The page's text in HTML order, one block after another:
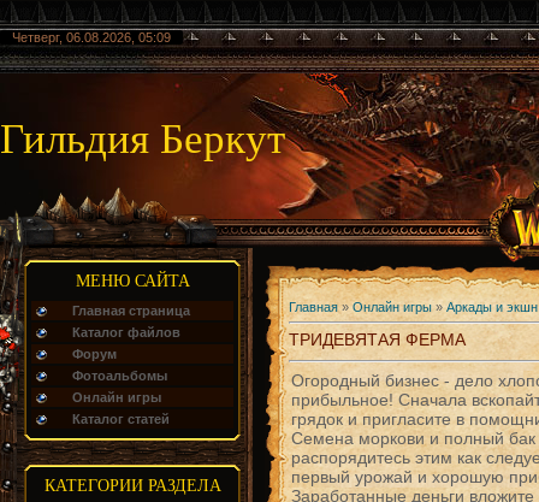
Четверг, 06.08.2026, 05:09
Гильдия Беркут
МЕНЮ САЙТА
Главная страница
Каталог файлов
Форум
Фотоальбомы
Онлайн игры
Каталог статей
КАТЕГОРИИ РАЗДЕЛА
Главная»Онлайн игры »Аркады и экшн
ТРИДЕВЯТАЯ ФЕРМА
Огородный бизнес - дело
прибыльное! Сначала
грядок и пригласите в
Семена моркови и полный бак
распорядитесь этим как
первый урожай и хорошую
Заработанные деньги вложите